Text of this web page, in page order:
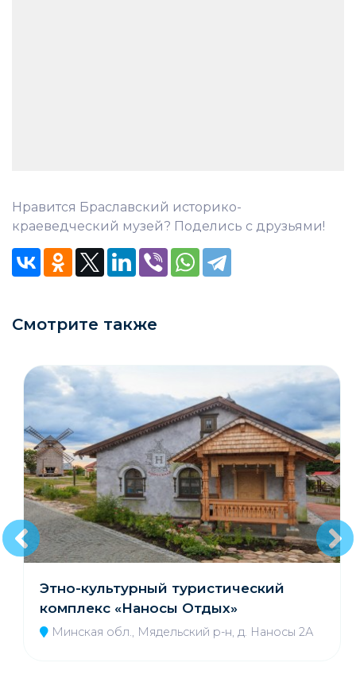
Нравится Браславский историко-
краеведческий музей? Поделись с друзьями!
Смотрите также
Этно-культурный туристический
комплекс «Наносы Отдых»
Минская обл., Мядельский р-н, д. Наносы 2А